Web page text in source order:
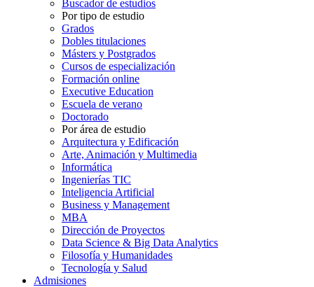
Buscador de estudios
Por tipo de estudio
Grados
Dobles titulaciones
Másters y Postgrados
Cursos de especialización
Formación online
Executive Education
Escuela de verano
Doctorado
Por área de estudio
Arquitectura y Edificación
Arte, Animación y Multimedia
Informática
Ingenierías TIC
Inteligencia Artificial
Business y Management
MBA
Dirección de Proyectos
Data Science & Big Data Analytics
Filosofía y Humanidades
Tecnología y Salud
Admisiones